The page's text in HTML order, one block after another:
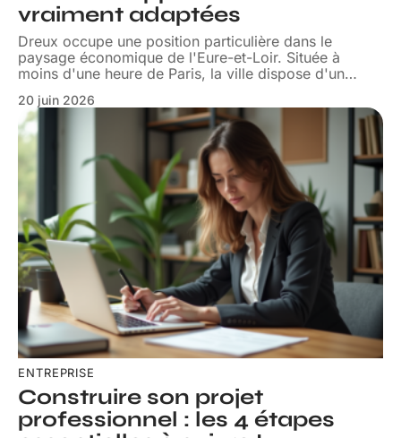
vraiment adaptées
Dreux occupe une position particulière dans le
paysage économique de l'Eure-et-Loir. Située à
moins d'une heure de Paris, la ville dispose d'un…
20 juin 2026
ENTREPRISE
Construire son projet
professionnel : les 4 étapes